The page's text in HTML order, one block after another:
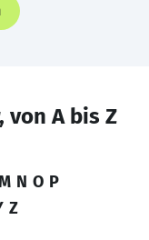
von A bis Z
N O P
Z